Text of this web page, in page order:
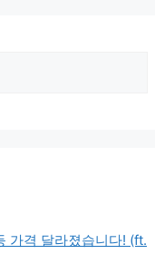
가격 달라졌습니다! (ft.